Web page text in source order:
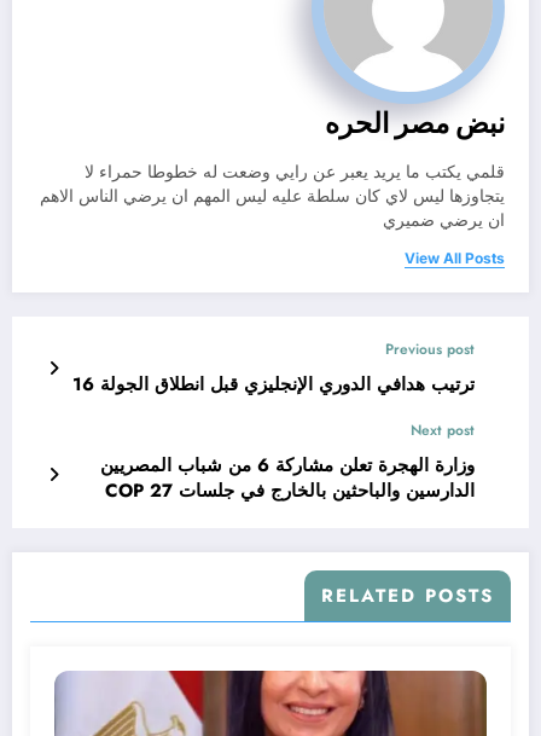
نبض مصر الحره
قلمي يكتب ما يريد يعبر عن رايي وضعت له خطوطا حمراء لا
يتجاوزها ليس لاي كان سلطة عليه ليس المهم ان يرضي الناس الاهم
ان يرضي ضميري
View All Posts
Previous post
ترتيب هدافي الدوري الإنجليزي قبل انطلاق الجولة 16
Next post
وزارة الهجرة تعلن مشاركة 6 من شباب المصريين
الدارسين والباحثين بالخارج في جلسات COP 27
RELATED POSTS